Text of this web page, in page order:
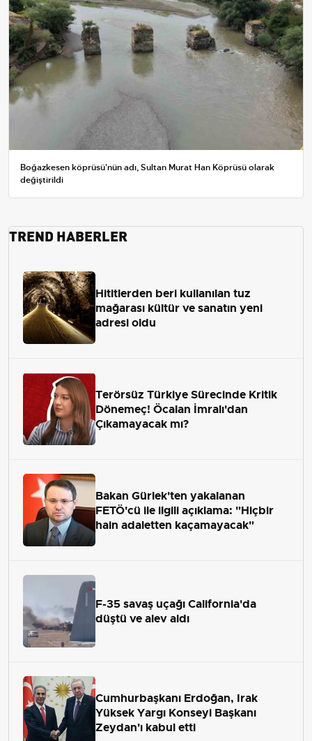
Boğazkesen köprüsü'nün adı, Sultan Murat Han Köprüsü olarak
değiştirildi
TREND HABERLER
Hititlerden beri kullanılan tuz
mağarası kültür ve sanatın yeni
adresi oldu
Terörsüz Türkiye Sürecinde Kritik
Dönemeç! Öcalan İmralı'dan
Çıkamayacak mı?
Bakan Gürlek'ten yakalanan
FETÖ'cü ile ilgili açıklama: "Hiçbir
hain adaletten kaçamayacak"
F-35 savaş uçağı California'da
düştü ve alev aldı
Cumhurbaşkanı Erdoğan, Irak
Yüksek Yargı Konseyi Başkanı
Zeydan'ı kabul etti